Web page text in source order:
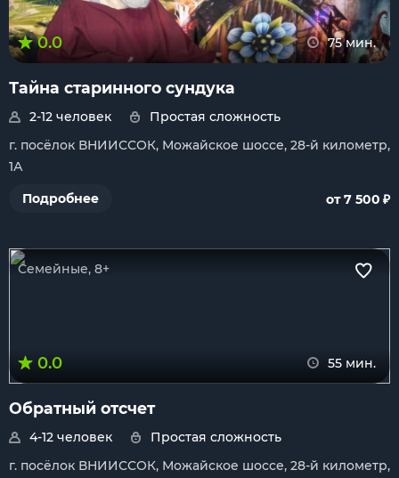
0.0 75 мин.
Тайна старинного сундука
2-12 человек
Простая сложность
г. посёлок ВНИИССОК, Можайское шоссе, 28-й километр,
1А
Подробнее
от 7 500 ₽
Семейные, 8+
0.0 55 мин.
Обратный отсчет
4-12 человек
Простая сложность
г. посёлок ВНИИССОК, Можайское шоссе, 28-й километр,